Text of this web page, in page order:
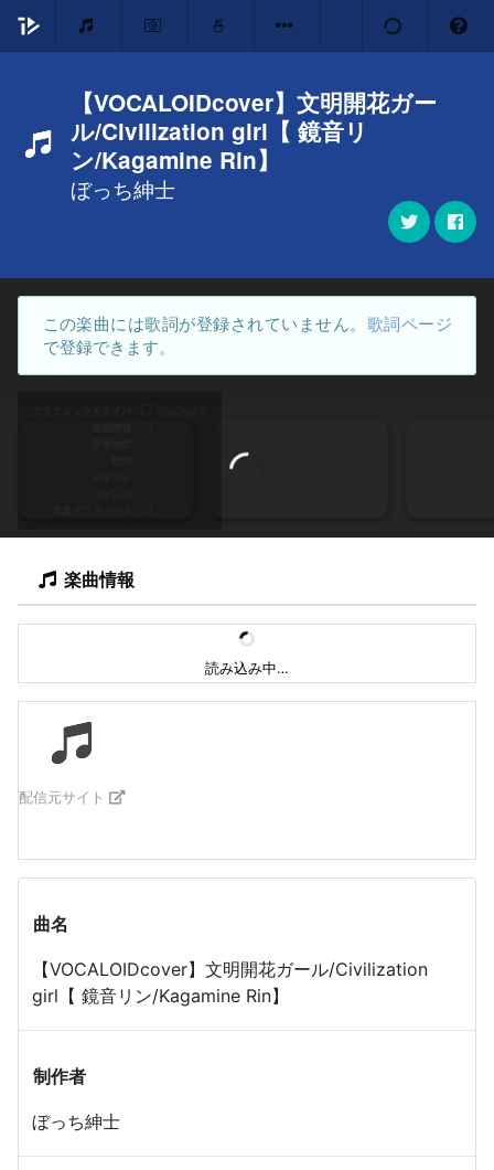
【VOCALOIDcover】文明開花ガー
ル/Civilization girl【 鏡音リ
ン/Kagamine Rin】
ぼっち紳士
この楽曲には歌詞が登録されていません。 歌詞ページ
で登録できます。
楽曲情報
読み込み中…
配信元サイト
曲名
【VOCALOIDcover】文明開花ガール/Civilization
girl【 鏡音リン/Kagamine Rin】
制作者
ぼっち紳士